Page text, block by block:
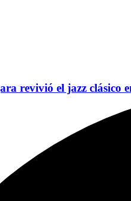
revivió el jazz clásico